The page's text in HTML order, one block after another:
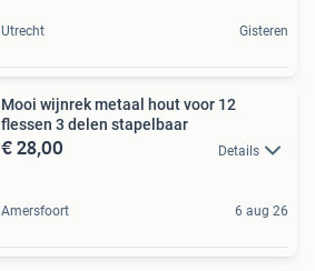
Utrecht Gisteren
Mooi wijnrek metaal hout voor 12
flessen 3 delen stapelbaar
€ 28,00 Details
Amersfoort 6 aug 26